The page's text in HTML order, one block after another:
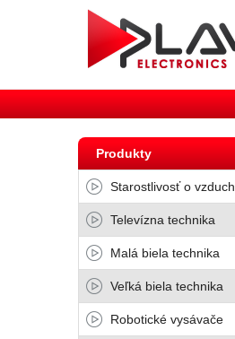
Produkty
Starostlivosť o vzduch
Televízna technika
Malá biela technika
Veľká biela technika
Robotické vysávače